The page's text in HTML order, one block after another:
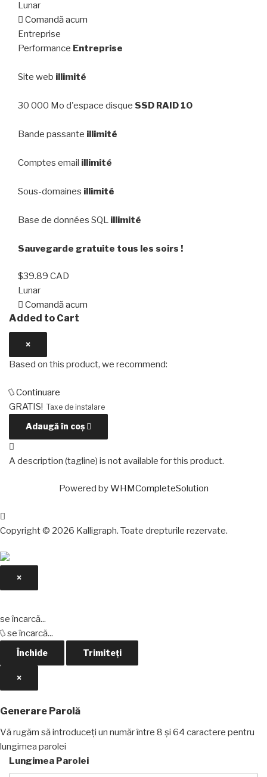
Lunar
Comandă acum
Entreprise
Performance Entreprise
Site web illimité
30 000 Mo d'espace disque SSD RAID 10
Bande passante illimité
Comptes email illimité
Sous-domaines illimité
Base de données SQL illimité
Sauvegarde gratuite tous les soirs !
$39.89 CAD
Lunar
Comandă acum
Added to Cart
×
Based on this product, we recommend:
Continuare
GRATIS! Taxe de instalare
Adaugă în coș
A description (tagline) is not available for this product.
Powered byWHMCompleteSolution
Copyright © 2026 Kalligraph. Toate drepturile rezervate.
×
se încarcă...
se încarcă...
Închide Trimiteți
×
Generare Parolă
Vă rugăm să introduceți un număr între 8 și 64 caractere pentru
lungimea parolei
Lungimea Parolei